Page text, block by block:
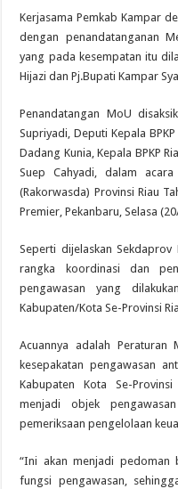
Kerjasama Pemkab Kampar
dengan penandatanganan
yang pada kesempatan itu
Hijazi dan Pj.Bupati Kampar
Penandatangan MoU
Supriyadi, Deputi Kepala
Dadang Kunia, Kepala BPKP
Suep Cahyadi, dalam
(Rakorwasda) Provinsi Riau
Premier, Pekanbaru, Selasa
Seperti dijelaskan
rangka koordinasi dan
pengawasan yang
Kabupaten/Kota Se-Provinsi
Acuannya adalah
kesepakatan pengawasan
Kabupaten Kota Se-
menjadi objek
pemeriksaan pengelolaan
“Ini akan menjadi pedoman
fungsi pengawasan,